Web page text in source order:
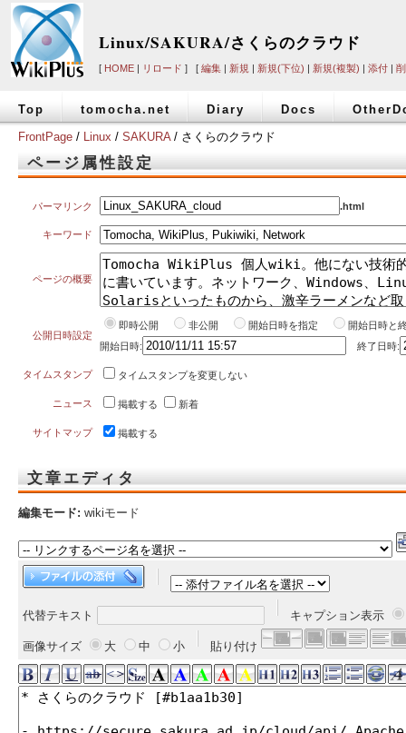
Linux/SAKURA/さくらのクラウド
[ HOME | リロード ] [ 編集 | 新規 | 新規(下位) | 新規(複製) | 添付 |
Top tomocha.net Diary Docs
FrontPage / Linux / SAKURA/ さくらのクラウド
ページ属性設定
パーマリンク .html
キーワード
ページの概要
公開日時設定
即時公開 非公開 開始日時を指定
開始日時と
開始日時:
終了日時:
タイムスタンプ タイムスタンプを変更しない
ニュース 掲載する 新着
サイトマップ 掲載する
文章エディタ
編集モード: wikiモード
代替テキスト キャプション表示
画像サイズ 大 中 小 貼り付け